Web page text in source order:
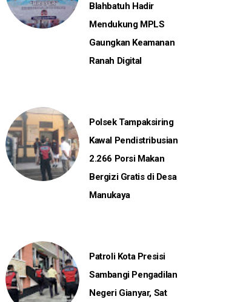
Blahbatuh Hadir
Mendukung MPLS
Gaungkan Keamanan
Ranah Digital
Polsek Tampaksiring
Kawal Pendistribusian
2.266 Porsi Makan
Bergizi Gratis di Desa
Manukaya
Patroli Kota Presisi
Sambangi Pengadilan
Negeri Gianyar, Sat